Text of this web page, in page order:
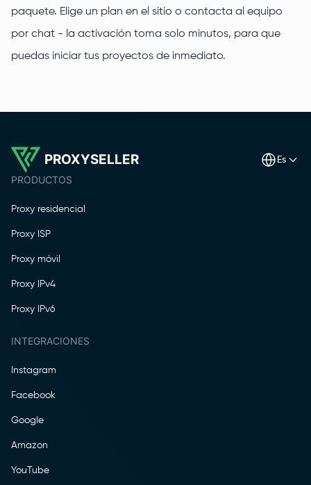
paquete. Elige un plan en el sitio o contacta al equipo
por chat - la activación toma solo minutos, para que
puedas iniciar tus proyectos de inmediato.
PROXYSELLER es
PRODUCTOS
Proxy residencial
Proxy ISP
Proxy móvil
Proxy IPv4
Proxy IPv6
INTEGRACIONES
Instagram
Facebook
Google
Amazon
YouTube